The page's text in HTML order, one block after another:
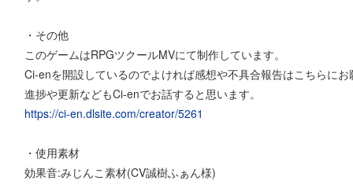
・その他
このゲームはRPGツクールMVにて制作しています。
Ci-enを開設しているのでよければ感想や不具合報告はこちらに
進捗や更新などもCi-enでお話すると思います。
https://ci-en.dlsite.com/creator/5261
・使用素材
効果音:みじんこ素材(CV誠樹ふぁん様)